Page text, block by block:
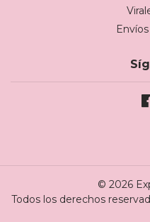
© 2026
Todos los derechos